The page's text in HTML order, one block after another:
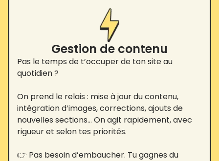
Gestion de contenu
Pas le temps de t’occuper de ton site au
quotidien ?
On prend le relais : mise à jour du contenu,
intégration d’images, corrections, ajouts de
nouvelles sections… On agit rapidement, avec
rigueur et selon tes priorités.
👉 Pas besoin d’embaucher. Tu gagnes du